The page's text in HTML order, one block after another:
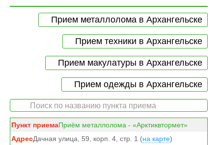
Прием металлолома в Архангельске
Прием техники в Архангельске
Прием макулатуры в Архангельске
Прием одежды в Архангельске
Приём металлолома - «Арктиквтормет»
Дачная улица, 59, корп. 4, стр. 1 (на карте)